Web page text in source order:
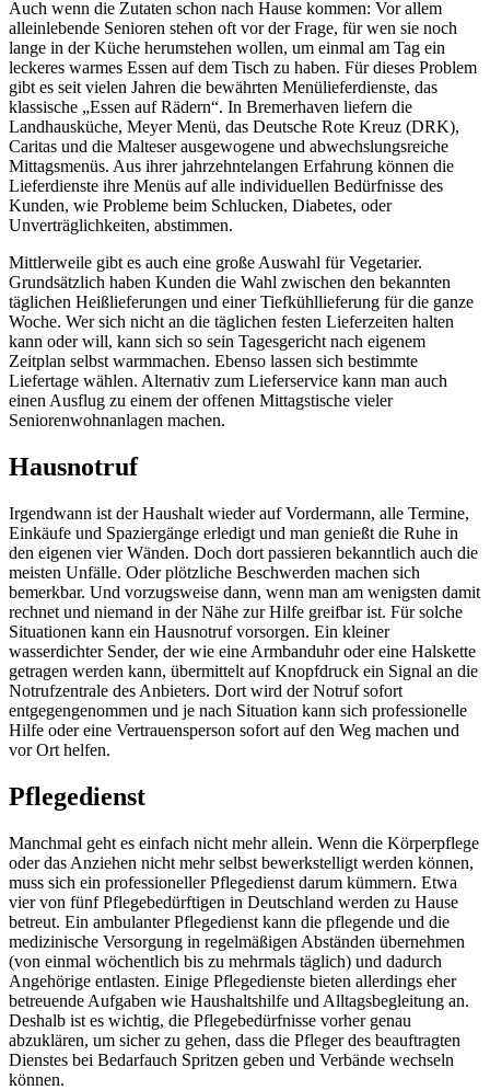
Auch wenn die Zutaten schon nach Hause kommen: Vor allem
alleinlebende Senioren stehen oft vor der Frage, für wen sie noch
lange in der Küche herumstehen wollen, um einmal am Tag ein
leckeres warmes Essen auf dem Tisch zu haben. Für dieses Problem
gibt es seit vielen Jahren die bewährten Menülieferdienste, das
klassische „Essen auf Rädern“. In Bremerhaven liefern die
Landhausküche, Meyer Menü, das Deutsche Rote Kreuz (DRK),
Caritas und die Malteser ausgewogene und abwechslungsreiche
Mittagsmenüs. Aus ihrer jahrzehntelangen Erfahrung können die
Lieferdienste ihre Menüs auf alle individuellen Bedürfnisse des
Kunden, wie Probleme beim Schlucken, Diabetes, oder
Unverträglichkeiten, abstimmen.
Mittlerweile gibt es auch eine große Auswahl für Vegetarier.
Grundsätzlich haben Kunden die Wahl zwischen den bekannten
täglichen Heißlieferungen und einer Tiefkühllieferung für die ganze
Woche. Wer sich nicht an die täglichen festen Lieferzeiten halten
kann oder will, kann sich so sein Tagesgericht nach eigenem
Zeitplan selbst warmmachen. Ebenso lassen sich bestimmte
Liefertage wählen. Alternativ zum Lieferservice kann man auch
einen Ausflug zu einem der offenen Mittagstische vieler
Seniorenwohnanlagen machen.
Hausnotruf
Irgendwann ist der Haushalt wieder auf Vordermann, alle Termine,
Einkäufe und Spaziergänge erledigt und man genießt die Ruhe in
den eigenen vier Wänden. Doch dort passieren bekanntlich auch die
meisten Unfälle. Oder plötzliche Beschwerden machen sich
bemerkbar. Und vorzugsweise dann, wenn man am wenigsten damit
rechnet und niemand in der Nähe zur Hilfe greifbar ist. Für solche
Situationen kann ein Hausnotruf vorsorgen. Ein kleiner
wasserdichter Sender, der wie eine Armbanduhr oder eine Halskette
getragen werden kann, übermittelt auf Knopfdruck ein Signal an die
Notrufzentrale des Anbieters. Dort wird der Notruf sofort
entgegengenommen und je nach Situation kann sich professionelle
Hilfe oder eine Vertrauensperson sofort auf den Weg machen und
vor Ort helfen.
Pflegedienst
Manchmal geht es einfach nicht mehr allein. Wenn die Körperpflege
oder das Anziehen nicht mehr selbst bewerkstelligt werden können,
muss sich ein professioneller Pflegedienst darum kümmern. Etwa
vier von fünf Pflegebedürftigen in Deutschland werden zu Hause
betreut. Ein ambulanter Pflegedienst kann die pflegende und die
medizinische Versorgung in regelmäßigen Abständen übernehmen
(von einmal wöchentlich bis zu mehrmals täglich) und dadurch
Angehörige entlasten. Einige Pflegedienste bieten allerdings eher
betreuende Aufgaben wie Haushaltshilfe und Alltagsbegleitung an.
Deshalb ist es wichtig, die Pflegebedürfnisse vorher genau
abzuklären, um sicher zu gehen, dass die Pfleger des beauftragten
Dienstes bei Bedarfauch Spritzen geben und Verbände wechseln
können.